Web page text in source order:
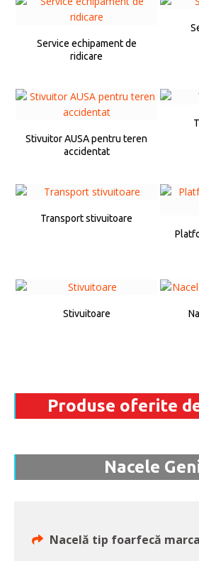
Service echipament de
ridicare
Stivuitor AUSA pentru teren
accidentat
Transport stivuitoare
Stivuitoare
Produse oferite
Nacele
Nacelă tip foarfecă